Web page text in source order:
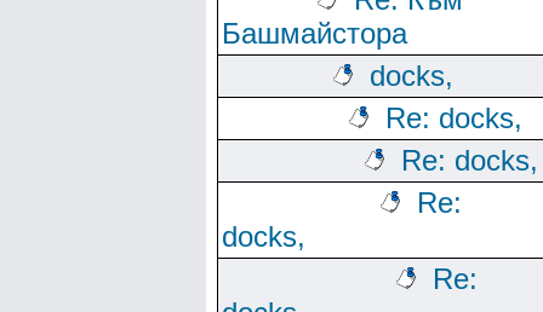
Башмайстора
docks,
Re: docks,
Re: docks,
Re:
docks,
Re: